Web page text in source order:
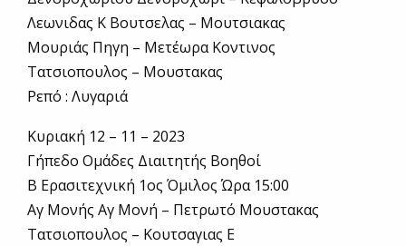
Λεωνιδας Κ Βουτσελας – Μουτσιακας
Μουριάς Πηγη – Μετέωρα Κοντινος
Τατσιοπουλος – Μουστακας
Ρεπό : Λυγαριά
Κυριακή 12 – 11 – 2023
Γήπεδο Ομάδες Διαιτητής Βοηθοί
Β Ερασιτεχνική 1ος Όμιλος Ώρα 15:00
Αγ Μονής Αγ Μονή – Πετρωτό Μουστακας
Τατσιοπουλος – Κουτσαγιας Ε